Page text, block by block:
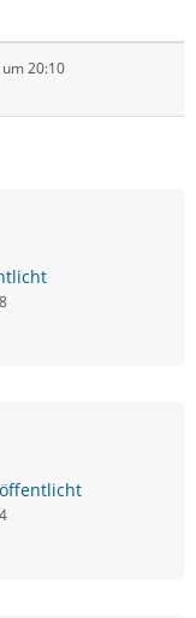
20:10